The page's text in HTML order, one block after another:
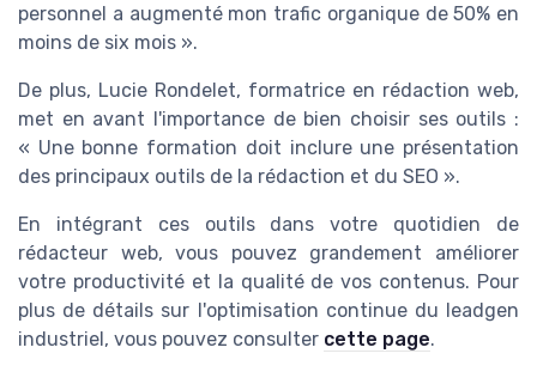
personnel a augmenté mon trafic organique de 50% en
moins de six mois ».
De plus, Lucie Rondelet, formatrice en rédaction web,
met en avant l'importance de bien choisir ses outils :
« Une bonne formation doit inclure une présentation
des principaux outils de la rédaction et du SEO ».
En intégrant ces outils dans votre quotidien de
rédacteur web, vous pouvez grandement améliorer
votre productivité et la qualité de vos contenus. Pour
plus de détails sur l'optimisation continue du leadgen
industriel, vous pouvez consulter cette page.